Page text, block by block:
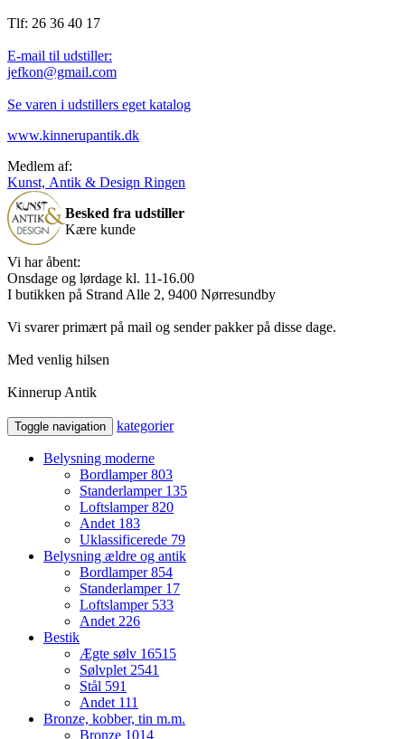
Tlf: 26 36 40 17
E-mail til udstiller:
jefkon@gmail.com
Se varen i udstillers eget katalog
www.kinnerupantik.dk
Medlem af:
Kunst, Antik & Design Ringen
Besked fra udstiller
Kære kunde
Vi har åbent:
Onsdage og lørdage kl. 11-16.00
I butikken på Strand Alle 2, 9400 Nørresundby
Vi svarer primært på mail og sender pakker på disse dage.
Med venlig hilsen
Kinnerup Antik
Toggle navigation kategorier
Belysning moderne
Bordlamper803
Standerlamper 135
Loftslamper820
Andet 183
Uklassificerede 79
Belysning ældre og antik
Bordlamper854
Standerlamper 17
Loftslamper 533
Andet226
Bestik
Ægte sølv 16515
Sølvplet2541
Stål 591
Andet 111
Bronze, kobber, tin m.m.
Bronze 1014